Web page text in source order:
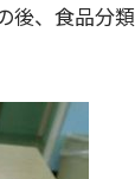
後、食品分